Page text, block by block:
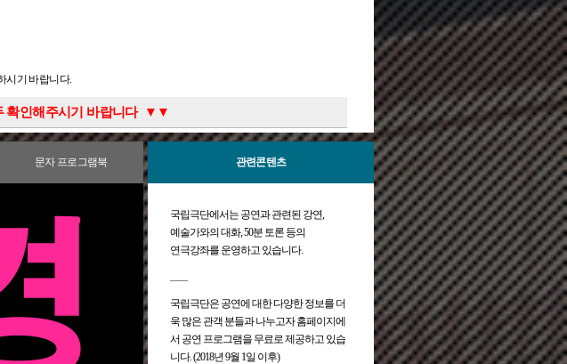
시기 바랍니다.
하며, 예약 후 남은 수량은 현장에서 비장애인도 대여가 가능합니다.
수신기를 수령하실 수 있습니다.
랍니다.
만 극의 이해에는 영향을 끼치지 않습니다.
에는 영향을 끼치지 않습니다.
회차에 한함)를 통해 이용하실 수 있습니다.
합니다.
니다
진행하며, 이후 잔여석에 한하여 비장애인 예매가 가능합니다.
확인해 주시기 바랍니다.
자막 기기 사용으로 관람 시 화면 불빛의 영향
가능)
예술극장 매표소까지
를 통한 콜센터 예매
는 서비스입니다.
주시기 바랍니다.
지 가능)
록 후면 5열 6석
문해주시기 바랍니다.
이동이 상시 가능합니다.
/환불/변경은 불가하오니 가급적 대중교통을 이용해 주시기 바랍니다.
단 또는 엘리베이터로 이동이 가능합니다.
가하오니 생년월일 확인이 가능한 신분증, 여권, 주민등록등본 등을 반드시
더라도 입장은 불가하며 관람연령 미숙지로 인한 취소/환불/변경이 되지 않
인이 가능합니다.
수령 가능합니다.
다.촬영은 불가합니다.
확인해주시기 바랍니다 ▼ ▼
문자 프로그램북 관련콘텐츠
국립극단에서는 공연과 관련된 강연,
예술가와의 대화, 50분 토론 등의
연극강좌를 운영하고 있습니다.
국립극단은 공연에 대한 다양한 정보를 더
욱 많은 관객 분들과 나누고자 홈페이지에
서 공연 프로그램을 무료로 제공하고 있습
니다. (2018년 9월 1일 이후)